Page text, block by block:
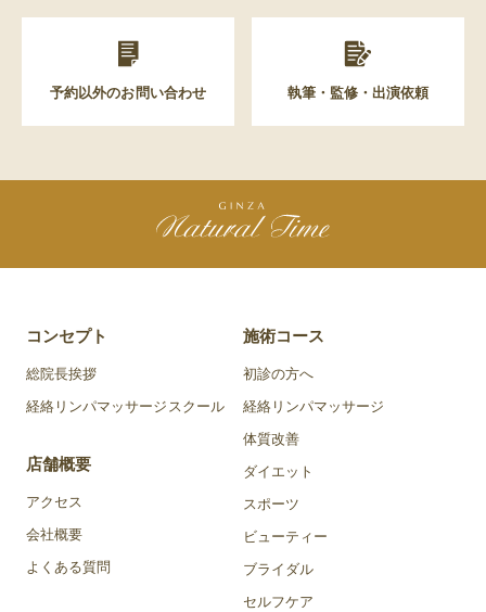
予約以外のお問い合わせ 執筆・監修・出演依頼
コンセプト
総院長挨拶
経絡リンパマッサージスクール
店舗概要
アクセス
会社概要
よくある質問
施術コース
初診の方へ
経絡リンパマッサージ
体質改善
ダイエット
スポーツ
ビューティー
ブライダル
セルフケア